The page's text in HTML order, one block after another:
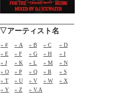
▽アーティスト名
» # » A » B » C
» D
» E
» F » G » H
» I
» J
» K » L » M
» N
» O
» P » Q » R
» S
» T
» U » V » W
» X
» Y
» Z » V.A